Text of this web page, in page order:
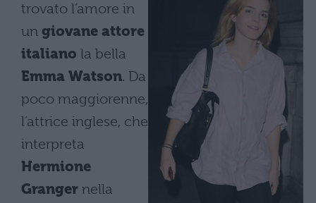
trovato l’amore in
un giovane attore
italiano la bella
Emma Watson. Da
poco maggiorenne,
l’attrice inglese, che
interpreta
Hermione
Granger nella